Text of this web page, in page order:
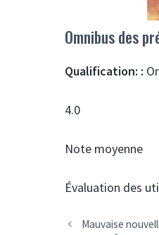
Omnibus des
Qualification: :
4.0
Note moyenne
Évaluation des
Mauvaise